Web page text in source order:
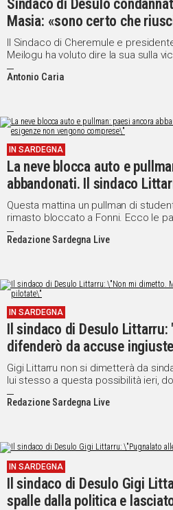
Sindaco di Desulo
Masia: «sono certo che
di giudizio a dimostrare le
Il Sindaco di Cheremule e
Meilogu ha voluto dire la sua sulla
Luigi Littarru
Antonio Caria
IN SARDEGNA
La neve blocca auto e
abbandonati. Il sindaco
esigenze non vengono
Questa mattina un pullman di
rimasto bloccato a Fonni. Ecco le
del primo cittadino di Desulo
Redazione Sardegna Live
IN SARDEGNA
Il sindaco di Desulo
difenderò da accuse
Gigi Littarru non si dimetterà da
lui stesso a questa possibilità ieri,
giudizio dal Tribunale di Oristano
primo cittadino è accusato di non
Redazione Sardegna Live
IN SARDEGNA
Il sindaco di Desulo Gigi
spalle dalla politica e